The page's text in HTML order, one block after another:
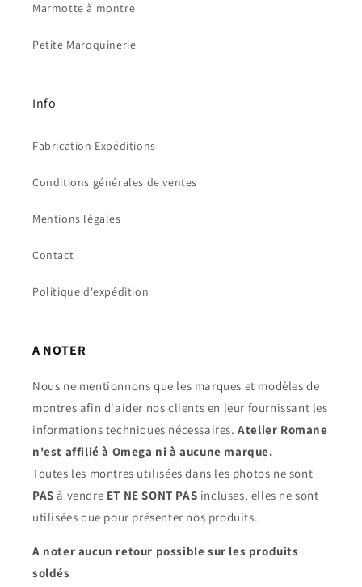
Marmotte à montre
Petite Maroquinerie
Info
Fabrication Expéditions
Conditions générales de ventes
Mentions légales
Contact
Politique d'expédition
A NOTER
Nous ne mentionnons que les marques et modèles de
montres afin d'aider nos clients en leur fournissant les
informations techniques nécessaires. Atelier Romane
n'est affilié à Omega ni à aucune marque.
Toutes les montres utilisées dans les photos ne sont
PAS à vendre ET NE SONT PAS incluses, elles ne sont
utilisées que pour présenter nos produits.
A noter aucun retour possible sur les produits
soldés